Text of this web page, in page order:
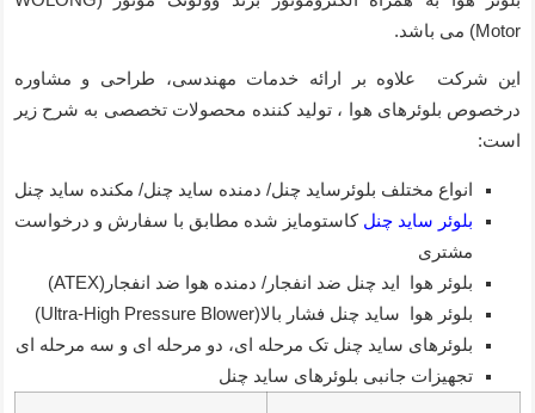
Motor) می باشد.
این شرکت علاوه بر ارائه خدمات مهندسی، طراحی و مشاوره
درخصوص بلوئرهای هوا ، تولید کننده محصولات تخصصی به شرح زیر
است:
انواع مختلف بلوئرساید چنل/ دمنده ساید چنل/ مکنده ساید چنل
بلوئر ساید چنل کاستومایز شده مطابق با سفارش و درخواست
مشتری
بلوئر هوا اید چنل ضد انفجار/ دمنده هوا ضد انفجار(ATEX)
بلوئر هوا ساید چنل فشار بالا(Ultra-High Pressure Blower)
بلوئرهای ساید چنل تک مرحله ای، دو مرحله ای و سه مرحله ای
تجهیزات جانبی بلوئرهای ساید چنل